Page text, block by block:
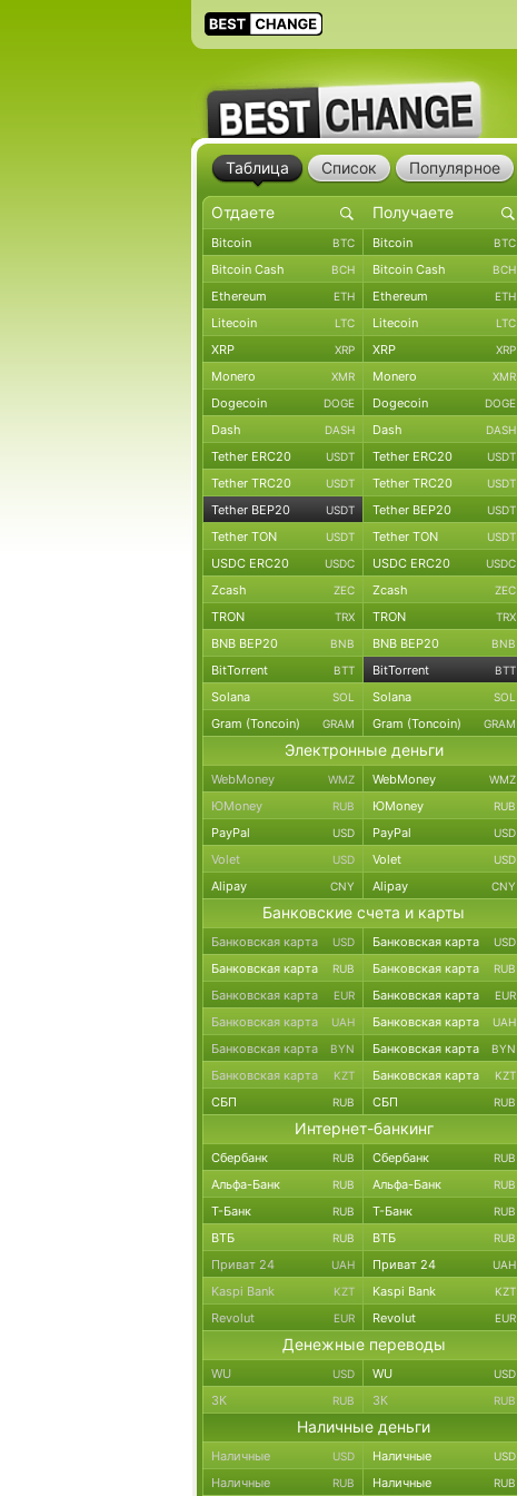
Таблица Список Популярное
Bitcoin BTC Bitcoin BTC
Bitcoin Cash BCH Bitcoin Cash BCH
Ethereum ETH Ethereum ETH
Litecoin LTC Litecoin LTC
XRP XRP XRP XRP
Monero XMR Monero XMR
Dogecoin DOGE Dogecoin DOGE
Dash DASH Dash DASH
Tether ERC20 USDT Tether ERC20 USDT
Tether TRC20 USDT Tether TRC20 USDT
Tether BEP20 USDT Tether BEP20 USDT
Tether TON USDT Tether TON USDT
USDC ERC20 USDC USDC ERC20 USDC
Zcash ZEC Zcash ZEC
TRON TRX TRON TRX
BNB BEP20 BNB BNB BEP20 BNB
BitTorrent BTT BitTorrent BTT
Solana SOL Solana SOL
Gram (Toncoin) GRAM Gram (Toncoin) GRAM
Электронные деньги
WebMoney WMZ WebMoney WMZ
ЮMoney RUB ЮMoney RUB
PayPal USD PayPal USD
Volet USD Volet USD
Alipay CNY Alipay CNY
Банковские счета и карты
Банковская карта USD Банковская карта USD
Банковская карта RUB Банковская карта RUB
Банковская карта EUR Банковская карта EUR
Банковская карта UAH Банковская карта UAH
Банковская карта BYN Банковская карта BYN
Банковская карта KZT Банковская карта KZT
СБП RUB СБП RUB
Интернет-банкинг
Сбербанк RUB Сбербанк RUB
Альфа-Банк RUB Альфа-Банк RUB
Т-Банк RUB Т-Банк RUB
ВТБ RUB ВТБ RUB
Приват 24 UAH Приват 24 UAH
Kaspi Bank KZT Kaspi Bank KZT
Revolut EUR Revolut EUR
Денежные переводы
WU USD WU USD
ЗК RUB ЗК RUB
Наличные деньги
Наличные USD Наличные USD
Наличные RUB Наличные RUB